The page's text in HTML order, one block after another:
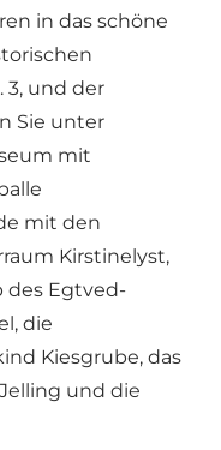
in das schöne
3, und der
Sie unter
mit
mit den
Kirstinelyst,
des Egtved-
die
Kiesgrube, das
und die